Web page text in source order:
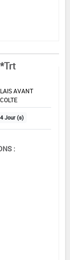
AVANT
Jour (s)
: